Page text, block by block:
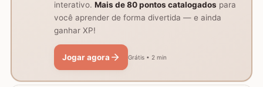
interativo. Mais de 80 pontos catalogados para
você aprender de forma divertida — e ainda
ganhar XP!
Jogar agora Grátis • 2 min